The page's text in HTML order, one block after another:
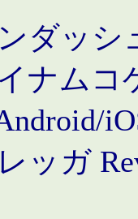
ダッシ
ナムコ
ッガ